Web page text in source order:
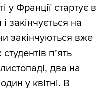
у Франції стартує в
закінчується на
закінчуються вже
пʼять
два на
у квітні. В